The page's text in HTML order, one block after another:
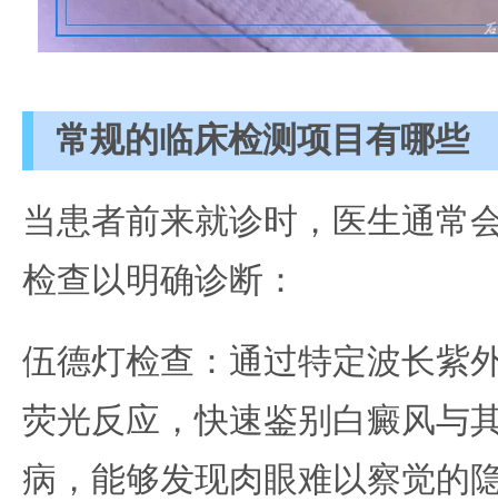
常规的临床检测项目有哪些
当患者前来就诊时，医生通常
检查以明确诊断：
伍德灯检查：通过特定波长紫
荧光反应，快速鉴别白癜风与
病，能够发现肉眼难以察觉的